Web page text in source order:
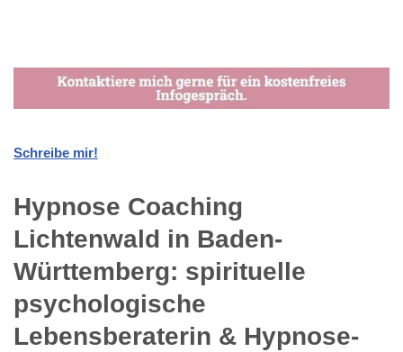
Schreibe mir!
Hypnose Coaching
Lichtenwald in Baden-
Württemberg: spirituelle
psychologische
Lebensberaterin & Hypnose-